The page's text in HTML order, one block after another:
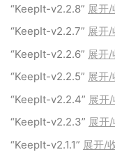
“KeepIt-v2.2.8” 展开/
“KeepIt-v2.2.7” 展开/
“KeepIt-v2.2.6” 展开/
“KeepIt-v2.2.5” 展开/
“KeepIt-v2.2.4” 展开
“KeepIt-v2.2.3” 展开
“KeepIt-v2.1.1” 展开/